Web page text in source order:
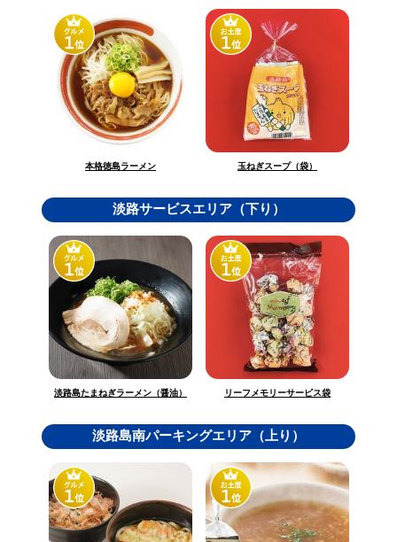
本格徳島ラーメン 玉ねぎスープ（袋）
淡路サービスエリア（下り）
淡路島たまねぎラーメン（醤油） リーフメモリーサービス袋
淡路島南パーキングエリア（上り）